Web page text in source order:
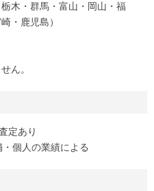
木・群馬・富山・岡山・福
・鹿児島）
ん。
定あり
個人の業績による